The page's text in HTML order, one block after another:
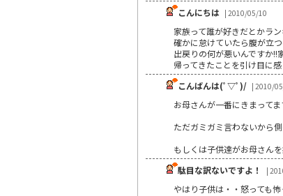
こんにちは | 2010/05/10
家族って誰が好きだとかラ
確かに怠けていたら腹が立
出戻りの何が悪いんですか
帰ってきたことを引け目に
こんばんは(ﾟ▽ﾟ)/ | 2010/
お母さんが一番にきまってま
ただガミガミ言わないから側
もしくは子供達がお母さん
駄目な訳ないですよ！
|
やはり子供は・・怒っても